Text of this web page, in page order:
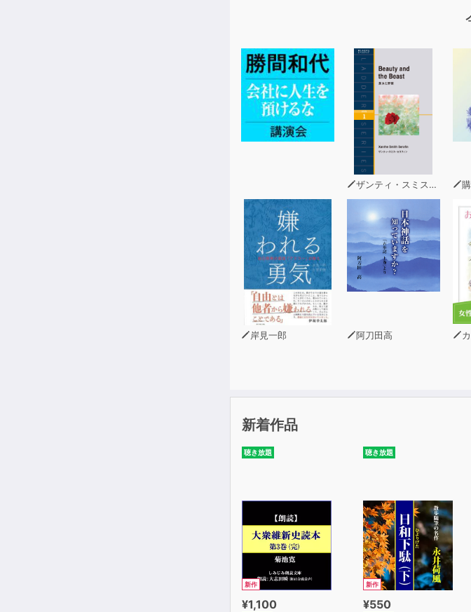
買に直結しているとは限らない。
４、５年ほど前はインターネット産業がと
成長性もある分野という理由で、参入した
だが、その分２の条件を満たすことが難し
簡単に言うと、真似をされれば利益率が他
このように理論的な経営戦略が及ぼす、現
ザンティ・スミス・セラフィン 購買
岸見一郎 阿刀田高 カ
新着作品
聴き放題
新作
¥1,100
聴き放題
新作
¥550